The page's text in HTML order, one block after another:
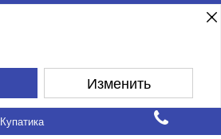
Изменить